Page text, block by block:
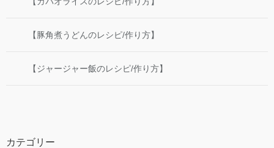
【豚角煮うどんのレシピ/作り方】
【ジャージャー飯のレシピ/作り方】
カテゴリー